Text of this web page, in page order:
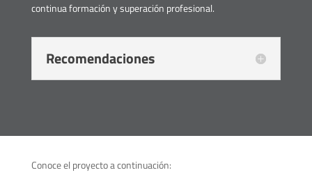
continua formación y superación profesional.
Recomendaciones
Conoce el proyecto a continuación: